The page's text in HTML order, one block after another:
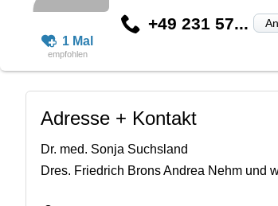
1 Mal
+49 231 57...
Adresse + Kontakt
Dr. med. Sonja Suchsland
Dres. Friedrich Brons Andrea Nehm und